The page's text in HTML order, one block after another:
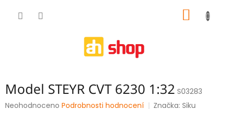
Model STEYR CVT 6230 1:32 S03283
Průměrné
Neohodnoceno Podrobnosti hodnocení Značka:Siku